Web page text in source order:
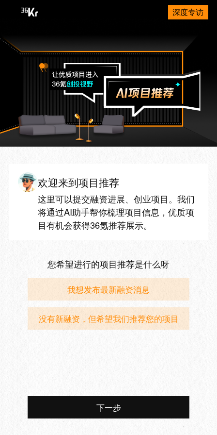
深度专访
欢迎来到项目推荐
这里可以提交融资进展、创业项目。我们
将通过AI助手帮你梳理项目信息，优质项
目有机会获得36氪推荐展示。
您希望进行的项目推荐是什么呀
我想发布最新融资消息
没有新融资，但希望我们推荐您的项目
下一步